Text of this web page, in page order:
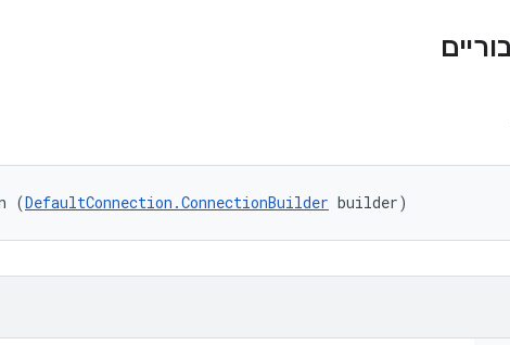
(DefaultConnection.ConnectionBuilder builder)